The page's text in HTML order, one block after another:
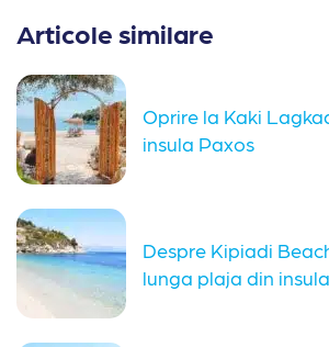
Articole similare
Oprire la Kaki
insula Paxos
Despre Kipiadi
lunga plaja din